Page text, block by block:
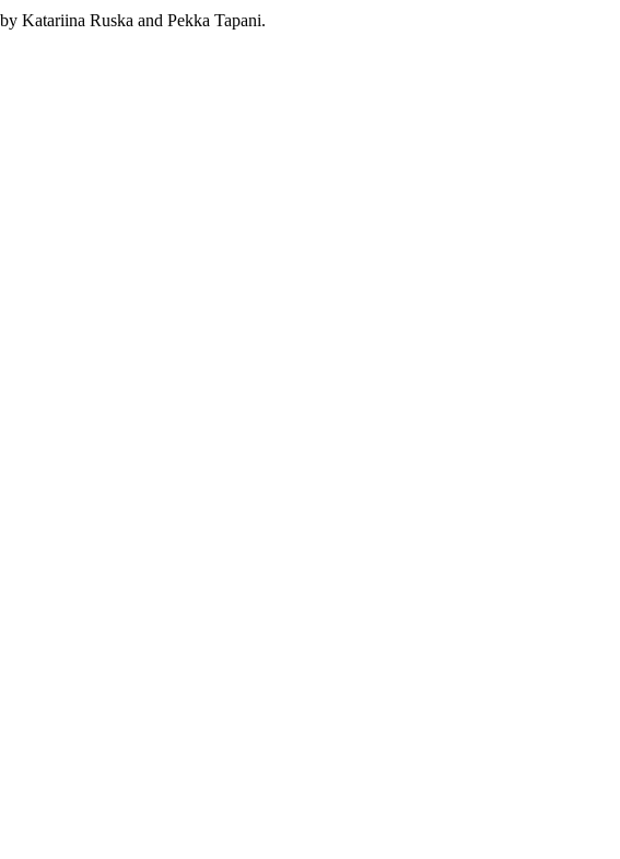
Katariina Ruska and Pekka Tapani.